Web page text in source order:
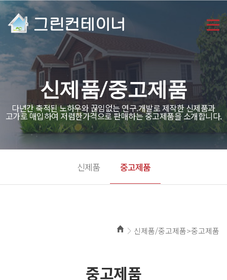
신제품/중고제품
다년간 축적된 노하우와 끊임없는 연구.개발로 제작한 신제품과
고가로 매입하여 저렴한가격으로 판매하는 중고제품을 소개합니다.
신제품 중고제품
신제품/중고제품>중고제품
중고제품